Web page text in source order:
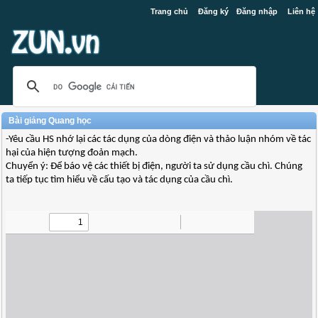
Trang chủ Đăng ký Đăng nhập Liên hệ
Bài giảng Quang học
-Yêu cầu HS nhớ lại các tác dụng của dòng điện và thảo luận nhóm về tác
hại của hiện tượng đoản mạch.
Chuyển ý: Để báo vệ các thiết bị điện, người ta sử dụng cầu chì. Chúng
ta tiếp tục tìm hiểu về cấu tạo và tác dụng của cầu chì.